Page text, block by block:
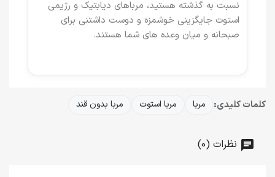
نسبت به گذشته هستید، مرباهای دیابتیک و رژیمی
استوت جایگزینی خوشمزه و دوست داشتنی برای
صبحانه و میان وعده های شما هستند.
کلمات کلیدی: مربا مربا استوت مربا بدون قند
نظرات (0)